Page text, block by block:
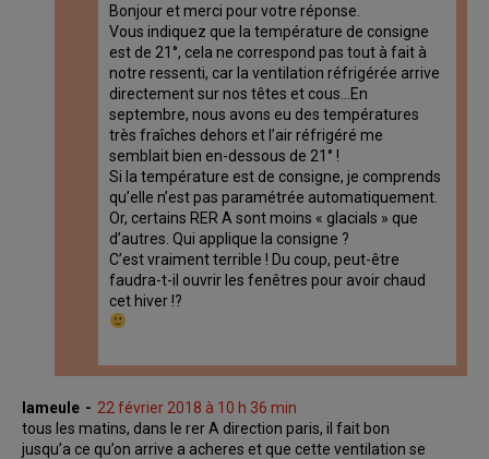
Bonjour et merci pour votre réponse.
Vous indiquez que la température de consigne
est de 21°, cela ne correspond pas tout à fait à
notre ressenti, car la ventilation réfrigérée arrive
directement sur nos têtes et cous…En
septembre, nous avons eu des températures
très fraîches dehors et l’air réfrigéré me
semblait bien en-dessous de 21° !
Si la température est de consigne, je comprends
qu’elle n’est pas paramétrée automatiquement.
Or, certains RER A sont moins « glacials » que
d’autres. Qui applique la consigne ?
C’est vraiment terrible ! Du coup, peut-être
faudra-t-il ouvrir les fenêtres pour avoir chaud
cet hiver !?
lameule
22 février 2018 à 10 h 36 min
tous les matins, dans le rer A direction paris, il fait bon
jusqu’a ce qu’on arrive a acheres et que cette ventilation se